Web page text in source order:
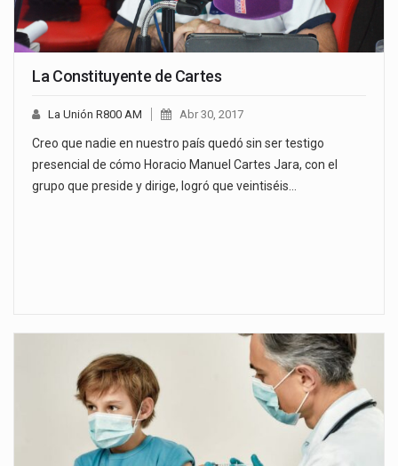
La Constituyente de Cartes
La Unión R800 AM Abr 30, 2017
Creo que nadie en nuestro país quedó sin ser testigo
presencial de cómo Horacio Manuel Cartes Jara, con el
grupo que preside y dirige, logró que veintiséis…